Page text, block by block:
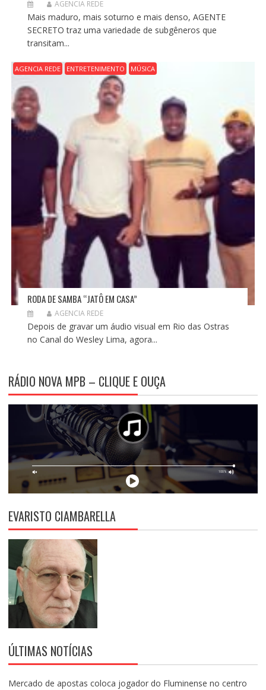
AGENCIA REDE
Mais maduro, mais soturno e mais denso, AGENTE
SECRETO traz uma variedade de subgêneros que
transitam...
AGENCIA REDE ENTRETENIMENTO MÚSICA
RODA DE SAMBA “JATÔ EM CASA”
AGENCIA REDE
Depois de gravar um áudio visual em Rio das Ostras
no Canal do Wesley Lima, agora...
RÁDIO NOVA MPB – CLIQUE E OUÇA
EVARISTO CIAMBARELLA
ÚLTIMAS NOTÍCIAS
Mercado de apostas coloca jogador do Fluminense no centro